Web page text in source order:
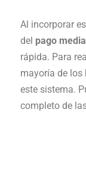
Al incorporar
del pago
rápida. Para
mayoría de los
este sistema.
completo de